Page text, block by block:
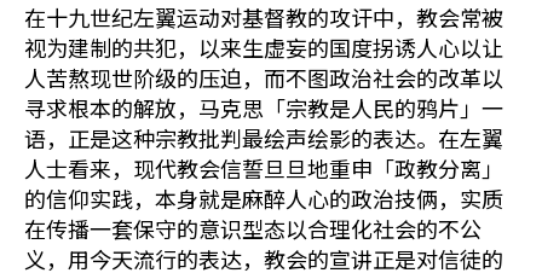
在十九世纪左翼运动对基督教的攻讦中，教会常被
视为建制的共犯，以来生虚妄的国度拐诱人心以让
人苦熬现世阶级的压迫，而不图政治社会的改革以
寻求根本的解放，马克思「宗教是人民的鸦片」一
语，正是这种宗教批判最绘声绘影的表达。在左翼
人士看来，现代教会信誓旦旦地重申「政教分离」
的信仰实践，本身就是麻醉人心的政治技俩，实质
在传播一套保守的意识型态以合理化社会的不公
义，用今天流行的表达，教会的宣讲正是对信徒的